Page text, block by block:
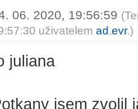
06. 2020, 19:56:59
uživatelem ad evr.)
juliana
jsem zvolil